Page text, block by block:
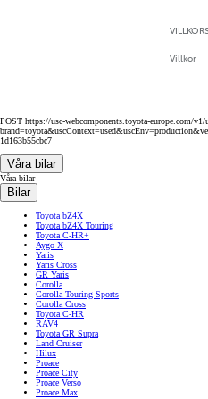
Villkor
POST https://usc-webcomponents.toyota-europe.com/v1/
1d163b55cbc7
Våra bilar
Våra bilar
Bilar
Toyota bZ4X
Toyota bZ4X Touring
Toyota C-HR+
Aygo X
Yaris
Yaris Cross
GR Yaris
Corolla
Corolla Touring Sports
Corolla Cross
Toyota C-HR
RAV4
Toyota GR Supra
Land Cruiser
Hilux
Proace
Proace City
Proace Verso
Proace Max